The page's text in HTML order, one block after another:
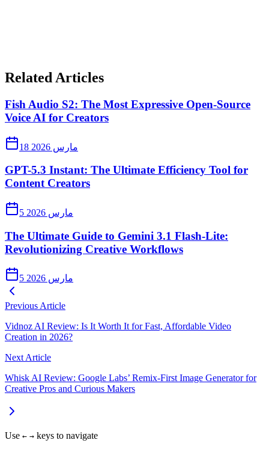
Related Articles
Fish Audio S2: The Most Expressive Open-Source
Voice AI for Creators
18 مارس 2026
GPT-5.3 Instant: The Ultimate Efficiency Tool for
Content Creators
5 مارس 2026
The Ultimate Guide to Gemini 3.1 Flash-Lite:
Revolutionizing Creative Workflows
5 مارس 2026
Previous Article
Vidnoz AI Review: Is It Worth It for Fast, Affordable Video
Creation in 2026?
Next Article
Whisk AI Review: Google Labs’ Remix-First Image Generator for
Creative Pros and Curious Makers
Use ← → keys to navigate